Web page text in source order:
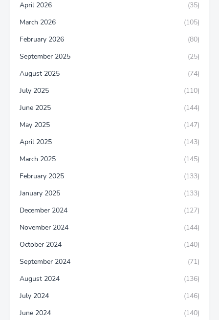
April 2026
(35)
March 2026
(105)
February 2026
(80)
September 2025
(25)
August 2025
(74)
July 2025
(110)
June 2025
(144)
May 2025
(147)
April 2025
(143)
March 2025
(145)
February 2025
(133)
January 2025
(133)
December 2024
(127)
November 2024
(144)
October 2024
(140)
September 2024
(71)
August 2024
(136)
July 2024
(146)
June 2024
(140)